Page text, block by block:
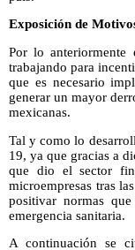
Exposición de
Por lo
trabajando para
que es necesario
generar un mayor
mexicanas.
Tal y como lo
19, ya que gracias a
que dio el sector
microempresas tras
positivar normas
emergencia sanitaria.
A continuación se